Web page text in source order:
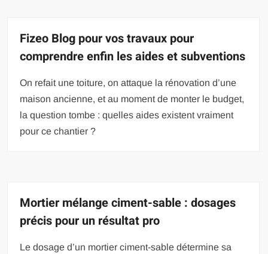
Fizeo Blog pour vos travaux pour
comprendre enfin les aides et subventions
On refait une toiture, on attaque la rénovation d’une
maison ancienne, et au moment de monter le budget,
la question tombe : quelles aides existent vraiment
pour ce chantier ?
Mortier mélange ciment-sable : dosages
précis pour un résultat pro
Le dosage d’un mortier ciment-sable détermine sa